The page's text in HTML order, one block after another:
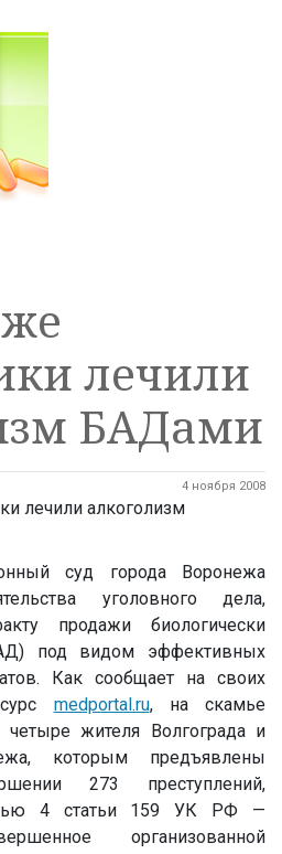
лечили
БАДами
4 ноября 2008
суд города Воронежа
уголовного дела,
продажи биологически
под видом эффективных
Как сообщает на своих
medportal.ru, на скамье
четыре жителя Волгограда и
которым предъявлены
273 преступлений,
4 статьи 159 УК РФ —
организованной